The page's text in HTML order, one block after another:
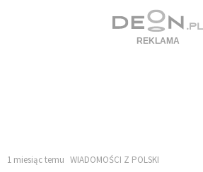
1 miesiąc temu WIADOMOŚCI Z POLSKI